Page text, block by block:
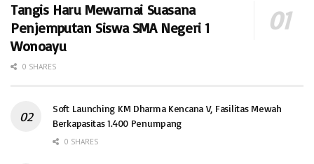
Tangis Haru Mewarnai Suasana
Penjemputan Siswa SMA Negeri 1
Wonoayu
0 SHARES
Soft Launching KM Dharma Kencana V, Fasilitas Mewah
Berkapasitas 1.400 Penumpang
0 SHARES